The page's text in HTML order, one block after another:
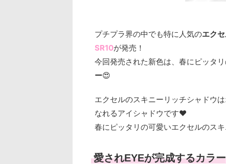
プチプラ界の中でも特に人気のエク
SR10が発売！
今回発売された新色は、春にピッタ
ー😍
エクセルのスキニーリッチシャドウ
なれるアイシャドウです♥
春にピッタリの可愛いエクセルのス
愛されEYEが完成するカラ